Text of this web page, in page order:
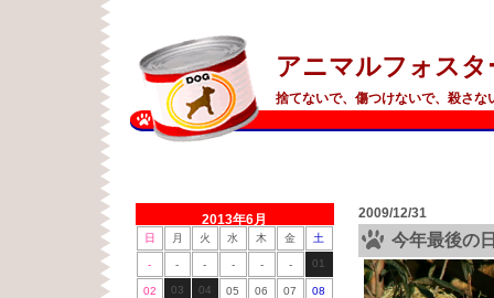
アニマルフォス
捨てないで、傷つけないで、殺さ
2013年6月
日 月 火 水 木 金 土
- - - - - - 01
02 03 04 05 06 07 08
2009/12/31
今年最後の